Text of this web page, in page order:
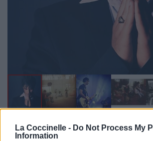
La Coccinelle - Do Not Process My
Information
Biographie
Albums & Chansons